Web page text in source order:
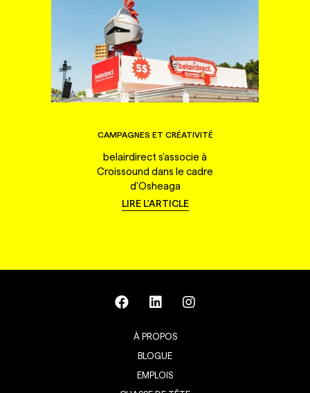
CAMPAGNES ET CRÉATIVITÉ
belairdirect s'associe à
Croissound dans le cadre
d'Osheaga
LIRE L'ARTICLE
À PROPOS
BLOGUE
EMPLOIS